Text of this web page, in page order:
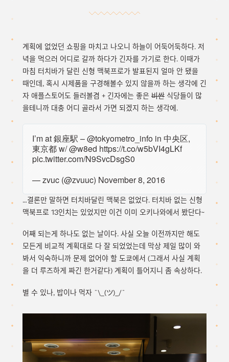
계획에 없었던 쇼핑을 마치고 나오니 하늘이 어둑어둑하다. 저
녁을 먹으러 어디로 갈까 하다가 긴자를 가기로 한다. 이때가
마침 터치바가 달린 신형 맥북프로가 발표된지 얼마 안 됐을
때인데, 혹시 시제품을 구경해볼수 있지 않을까 하는 생각에 긴
자 애플스토어도 들러볼겸 + 긴자에는 좋은 비싼 식당들이 많
을테니까 대충 어디 골라서 가면 되겠지 하는 생각에.
I’m at 銀座駅 –@tokyometro_infoin 中央区,
東京都 w/@w8ed https://t.co/w5bVI4gLKf
pic.twitter.com/N9SvcDsgS0
— zvuc (@zvuuc) November 8, 2016
…결론만 말하면 터치바달린 맥북은 없었다. 터치바 없는 신형
맥북프로 13인치는 있었지만 이건 이미 오키나와에서 봤단다~
어째 되는게 하나도 없는 날이다. 사실 오늘 이전까지만 해도
모든게 비교적 계획대로 다 잘 되었었는데 막상 제일 많이 와
봐서 익숙하니까 문제 없어야 할 도쿄에서 (그래서 사실 계획
을 더 루즈하게 짜긴 한거같다) 계획이 틀어지니 좀 속상하다.
별 수 있나, 밥이나 먹자 ¯\_(ツ)_/¯